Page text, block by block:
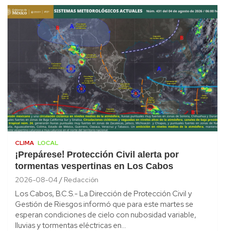
CLIMA LOCAL
¡Prepárese! Protección Civil alerta por
tormentas vespertinas en Los Cabos
2026-08-04 Redacción
Los Cabos, B.C.S.- La Dirección de Protección Civil y
Gestión de Riesgos informó que para este martes se
esperan condiciones de cielo con nubosidad variable,
lluvias y tormentas eléctricas en…